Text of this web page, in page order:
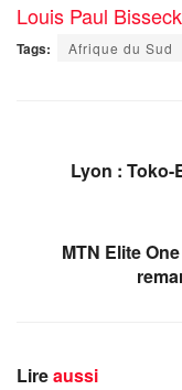
Louis Paul Bisseck
Tags: Afrique du Sud
Lyon :
MTN Elite
Lireaussi